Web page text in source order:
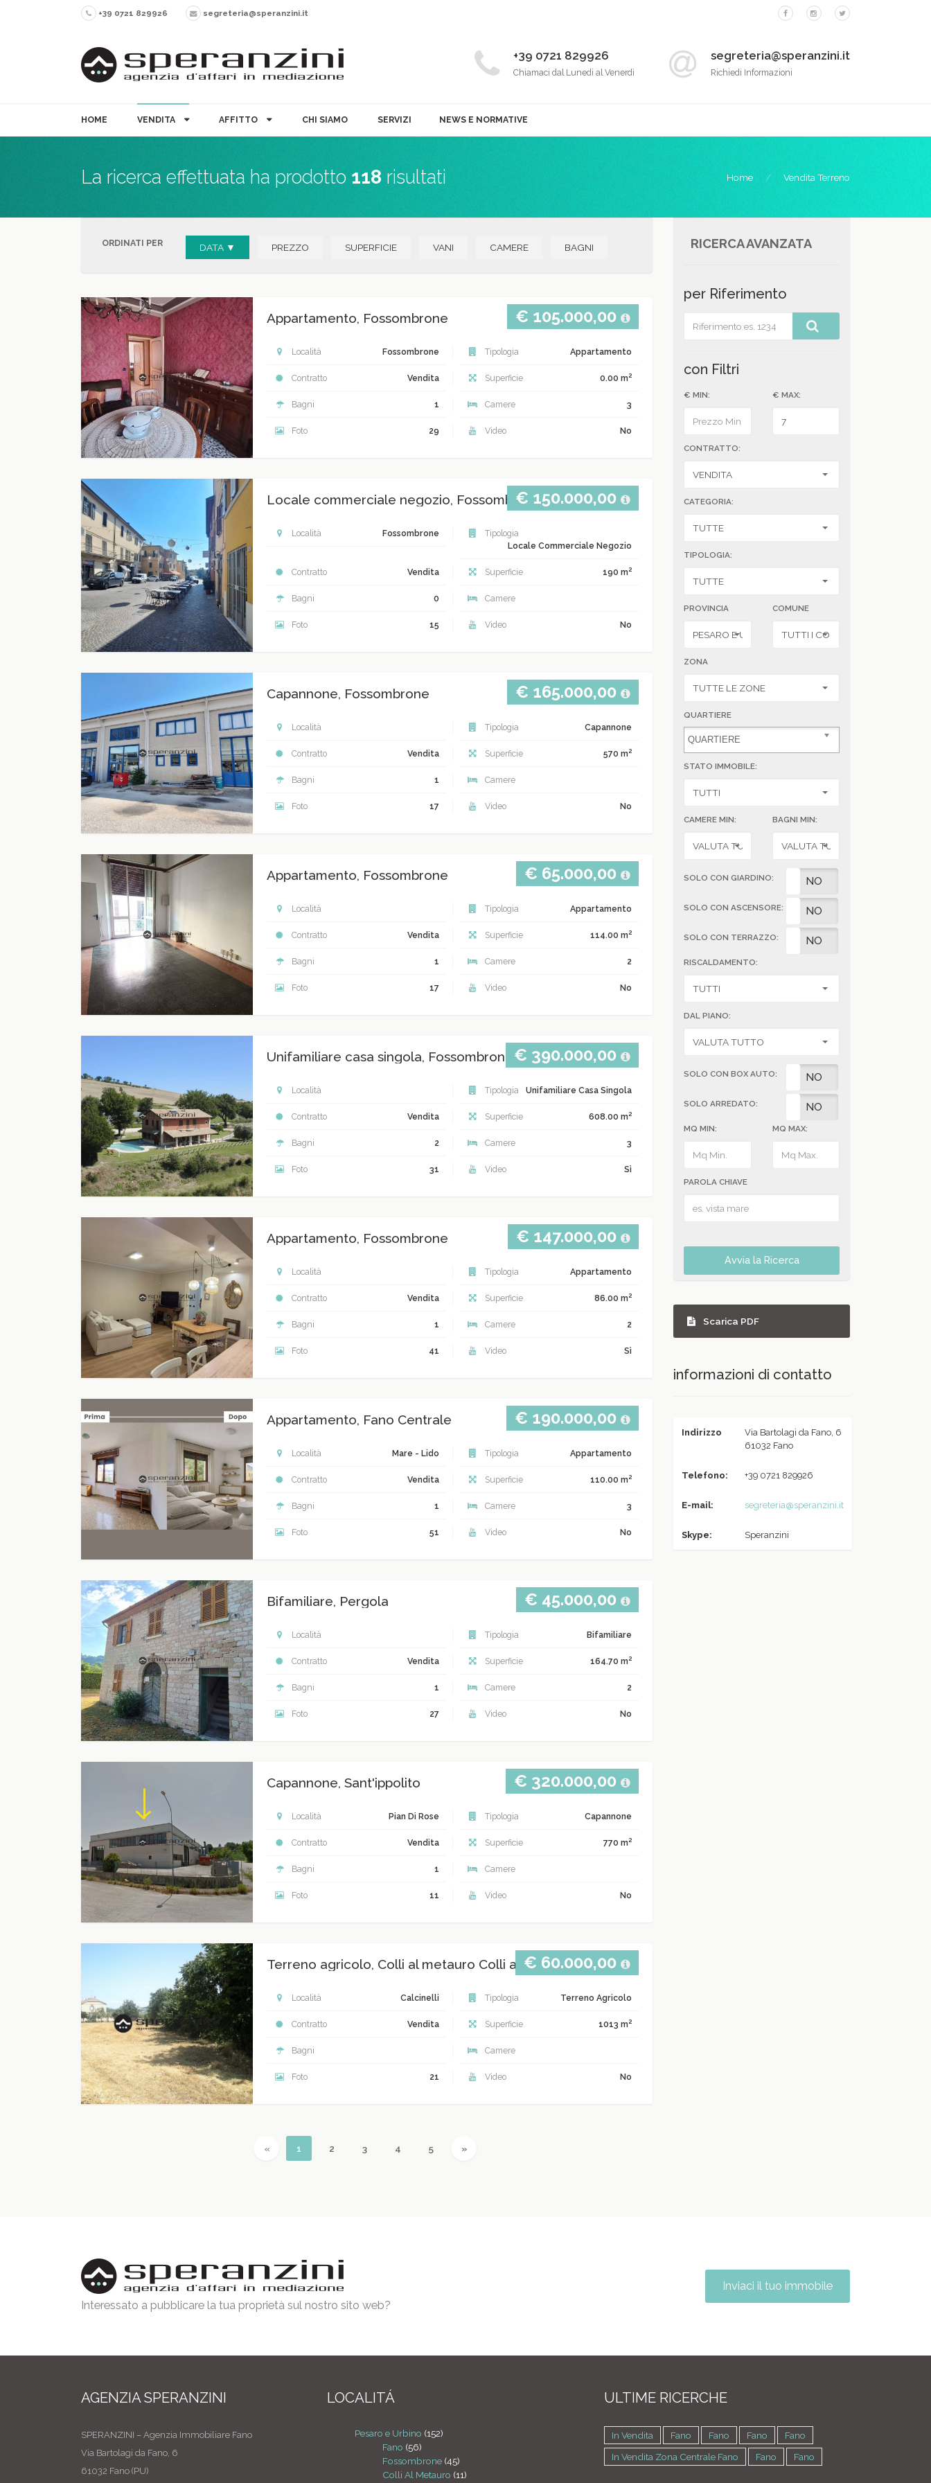
+39 0721 829926 segreteria@speranzini.it
segreteria@speranzini.it
Richiedi Informazioni
+39 0721 829926
Chiamaci dal Lunedì al Venerdì
HOME VENDITA AFFITTO CHI SIAMO SERVIZI NEWS E NORMATIVE
La ricerca effettuata ha prodotto 118 risultati Home Vendita Terreno
ORDINATI PER DATA ▼ PREZZO SUPERFICIE VANI CAMERE BAGNI
Appartamento, Fossombrone € 105.000,00
Località Fossombrone Tipologia Appartamento
Contratto Vendita Superficie 0.00 m2
Bagni 1 Camere 3
Foto 29 Video No
Locale commerciale negozio, Fossombrone€ 150.000,00
Località Fossombrone
Tipologia
Locale Commerciale Negozio
Contratto Vendita Superficie 190 m2
Bagni 0 Camere
Foto 15 Video No
Capannone, Fossombrone € 165.000,00
Località Tipologia Capannone
Contratto Vendita Superficie 570 m2
Bagni 1 Camere
Foto 17 Video No
Appartamento, Fossombrone € 65.000,00
Località Tipologia Appartamento
Contratto Vendita Superficie 114.00 m2
Bagni 1 Camere 2
Foto 17 Video No
Unifamiliare casa singola, Fossombrone € 390.000,00
Località Tipologia Unifamiliare Casa Singola
Contratto Vendita Superficie 608.00 m2
Bagni 2 Camere 3
Foto 31 Video Sì
Appartamento, Fossombrone € 147.000,00
Località Tipologia Appartamento
Contratto Vendita Superficie 86.00 m2
Bagni 1 Camere 2
Foto 41 Video Sì
Appartamento, Fano Centrale € 190.000,00
Località Mare - Lido Tipologia Appartamento
Contratto Vendita Superficie 110.00 m2
Bagni 1 Camere 3
Foto 51 Video No
Bifamiliare, Pergola € 45.000,00
Località Tipologia Bifamiliare
Contratto Vendita Superficie 164.70 m2
Bagni 1 Camere 2
Foto 27 Video No
Capannone, Sant'ippolito € 320.000,00
Località Pian Di Rose Tipologia Capannone
Contratto Vendita Superficie 770 m2
Bagni 1 Camere
Foto 11 Video No
Terreno agricolo, Colli al metauro Colli al metauro
€ 60.000,00
Località Calcinelli Tipologia Terreno Agricolo
Contratto Vendita Superficie 1013 m2
Bagni Camere
Foto 21 Video No
« Previous
1 (current)
2 3 4 5 »
RICERCA AVANZATA
per Riferimento
con Filtri
€ MIN: € MAX:
CONTRATTO:
CATEGORIA:
TIPOLOGIA:
PROVINCIA COMUNE
ZONA
QUARTIERE
STATO IMMOBILE:
CAMERE MIN: BAGNI MIN:
SOLO CON GIARDINO:
SI NO
SOLO CON ASCENSORE:
SI NO
SOLO CON TERRAZZO:
SI NO
RISCALDAMENTO:
DAL PIANO:
SOLO CON BOX AUTO:
SI NO
SOLO ARREDATO:SI NO
MQ MIN: MQ MAX:
PAROLA CHIAVE
Avvia la Ricerca
Scarica PDF
informazioni di contatto
Indirizzo
Via Bartolagi da Fano, 6
61032 Fano
Telefono: +39 0721 829926
E-mail: segreteria@speranzini.it
Skype: Speranzini
Interessato a pubblicare la tua proprietà sul nostro sito web?
Inviaci il tuo immobile
AGENZIA SPERANZINI
SPERANZINI – Agenzia Immobiliare Fano
Via Bartolagi da Fano, 6
61032 Fano (PU)
LOCALITÁ
Pesaro e Urbino (152)
Fano (56)
Fossombrone (45)
Colli Al Metauro (11)
ULTIME RICERCHE
In Vendita Fano Fano Fano
Fano
In Vendita Zona Centrale Fano
Fano Fano